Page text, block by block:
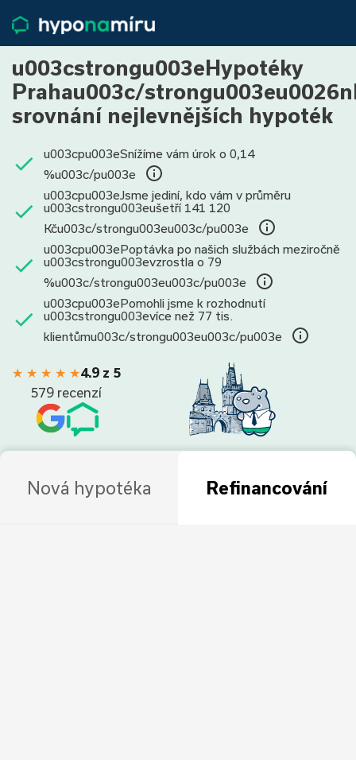
Životní pojištění
Pojištění nemovitosti
Články
O nás
Přihlásit
u003cstrongu003eHypotéky
Prahau003c/
srovnání nejlevnějších hypoték
u003cpu003eSnížíme vám úrok o 0,14
%u003c/pu003e
u003cpu003eJsme jediní, kdo vám v průměru
u003cstrongu003eušetří 141 120
Kču003c/strongu003eu003c/pu003e
u003cpu003ePoptávka po našich službách meziročně
u003cstrongu003evzrostla o 79
%u003c/strongu003eu003c/pu003e
u003cpu003ePomohli jsme k rozhodnutí
u003cstrongu003evíce než 77 tis.
klientůmu003c/strongu003eu003c/pu003e
★ ★ ★ ★ ★4.9 z 5
579 recenzí
Nová hypotéka Refinancování